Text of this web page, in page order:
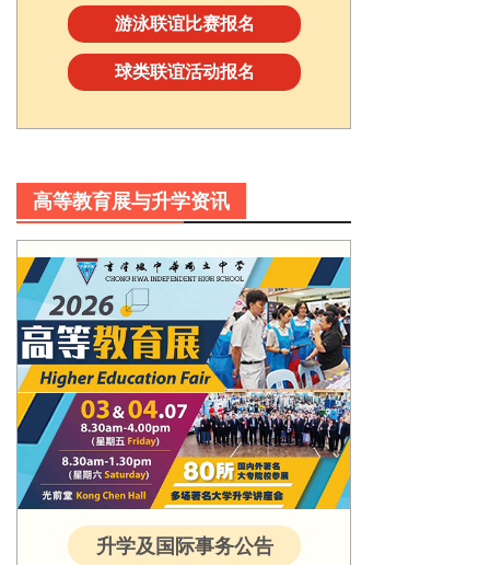
游泳联谊比赛报名
球类联谊活动报名
高等教育展与升学资讯
升学及国际事务公告